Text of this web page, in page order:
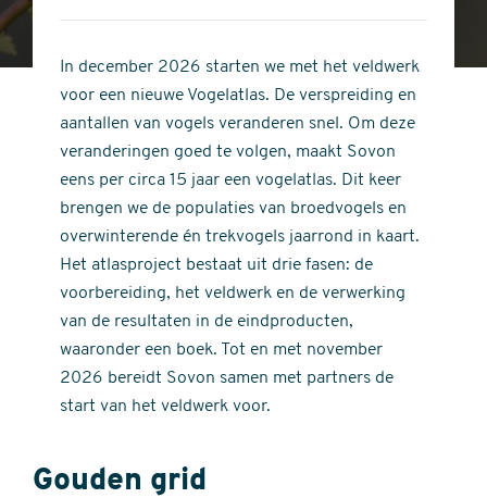
stars
of
stars
In december 2026 starten we met het veldwerk
voor een nieuwe Vogelatlas. De verspreiding en
aantallen van vogels veranderen snel. Om deze
veranderingen goed te volgen, maakt Sovon
eens per circa 15 jaar een vogelatlas. Dit keer
brengen we de populaties van broedvogels en
overwinterende én trekvogels jaarrond in kaart.
Het atlasproject bestaat uit drie fasen: de
voorbereiding, het veldwerk en de verwerking
van de resultaten in de eindproducten,
waaronder een boek. Tot en met november
2026 bereidt Sovon samen met partners de
start van het veldwerk voor.
Gouden grid